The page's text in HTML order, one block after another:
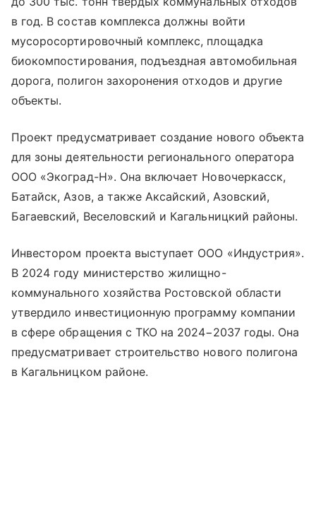
в год. В состав комплекса должны войти
мусоросортировочный комплекс, площадка
биокомпостирования, подъездная автомобильная
дорога, полигон захоронения отходов и другие
объекты.
Проект предусматривает создание нового объекта
для зоны деятельности регионального оператора
ООО «Экоград-Н». Она включает Новочеркасск,
Батайск, Азов, а также Аксайский, Азовский,
Багаевский, Веселовский и Кагальницкий районы.
Инвестором проекта выступает ООО «Индустрия».
В 2024 году министерство жилищно-
коммунального хозяйства Ростовской области
утвердило инвестиционную программу компании
в сфере обращения с ТКО на 2024−2037 годы. Она
предусматривает строительство нового полигона
в Кагальницком районе.